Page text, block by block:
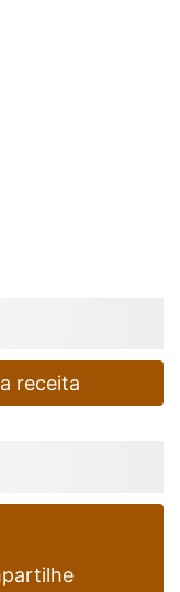
receita